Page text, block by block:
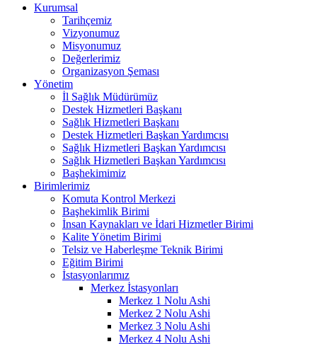
Kurumsal
Tarihçemiz
Vizyonumuz
Misyonumuz
Değerlerimiz
Organizasyon Şeması
Yönetim
İl Sağlık Müdürümüz
Destek Hizmetleri Başkanı
Sağlık Hizmetleri Başkanı
Destek Hizmetleri Başkan Yardımcısı
Sağlık Hizmetleri Başkan Yardımcısı
Sağlık Hizmetleri Başkan Yardımcısı
Başhekimimiz
Birimlerimiz
Komuta Kontrol Merkezi
Başhekimlik Birimi
İnsan Kaynakları ve İdari Hizmetler Birimi
Kalite Yönetim Birimi
Telsiz ve Haberleşme Teknik Birimi
Eğitim Birimi
İstasyonlarımız
Merkez İstasyonları
Merkez 1 Nolu Ashi
Merkez 2 Nolu Ashi
Merkez 3 Nolu Ashi
Merkez 4 Nolu Ashi